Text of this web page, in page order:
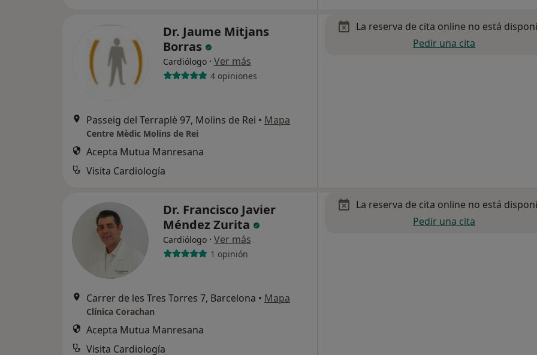
Dr. Jaume Mitjans
Borras
Cardiólogo · Ver más
4 opiniones
Passeig del Terraplè 97, Molins de Rei • Mapa
Centre Mèdic Molins de Rei
Acepta Mutua Manresana
Visita Cardiología
La reserva de cita online no está
Pedir una cita
Dr. Francisco Javier
Méndez Zurita
Cardiólogo · Ver más
1 opinión
Carrer de les Tres Torres 7, Barcelona • Mapa
Clínica Corachan
Acepta Mutua Manresana
Visita Cardiología
La reserva de cita online no está
Pedir una cita